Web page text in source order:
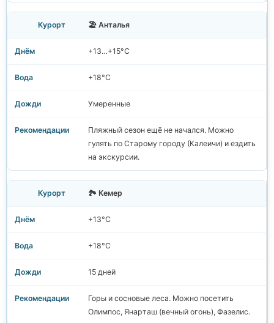
🏖️ Анталья
+13…+15°C
+18°C
Умеренные
Пляжный сезон ещё не начался. Можно
гулять по Старому городу (Калеичи) и ездить
на экскурсии.
🏞️ Кемер
+13°C
+18°C
15 дней
Горы и сосновые леса. Можно посетить
Олимпос, Янарташ (вечный огонь), Фазелис.